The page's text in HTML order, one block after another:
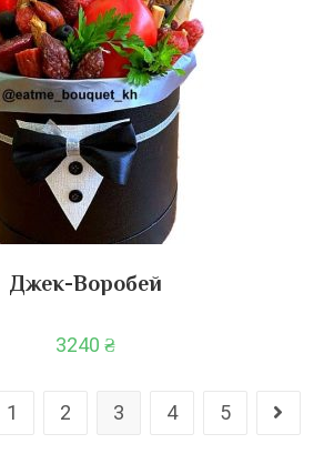
Джек-Воробей
3240 ₴
1 2 3 4 5